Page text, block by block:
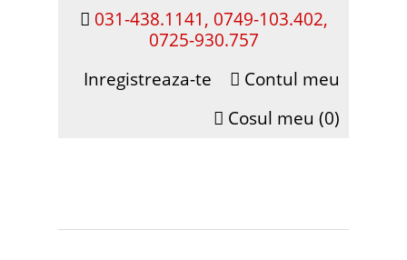
031-438.1141, 0749-103.402,
0725-930.757
Contul meu
Inregistreaza-te
Cosul meu (0)